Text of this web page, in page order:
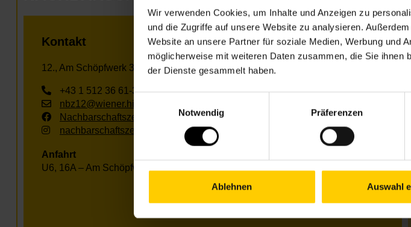
Wir verwenden Cookies, um Inhalte und Anzeigen zu
und die Zugriffe auf unsere Website zu analysieren.
Website an unsere Partner für soziale Medien, Werbung und
möglicherweise mit weiteren Daten zusammen, die Sie
der Dienste gesammelt haben.
Einwilligungsauswahl
Notwendig
Präferenzen
Ablehnen Auswahl
Kontakt
12., Am Schöpfwerk 31/3/R1, Im Hof hinter der Apotheke
+43 1 512 36 61-3450
nbz12@wiener.hilfswerk.at
Nachbarschaftszentren
nachbarschaftszentren.wien
Anfahrt
U6, 16A – Am Schöpfwerk